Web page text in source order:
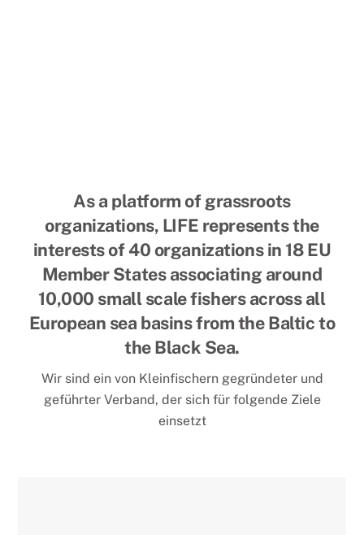
As a platform of grassroots
organizations, LIFE represents the
interests of 40 organizations in 18 EU
Member States associating around
10,000 small scale fishers across all
European sea basins from the Baltic to
the Black Sea.
Wir sind ein von Kleinfischern gegründeter und
geführter Verband, der sich für folgende Ziele
einsetzt